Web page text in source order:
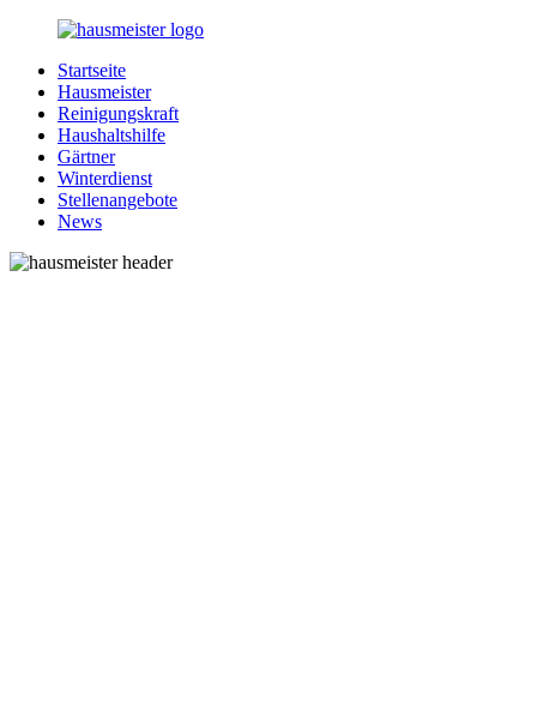
Zurück
Inhalt
Hausmeister.de
Alles
rund
Ihren
Haushalt
Startseite
Hausmeister
Reinigungskraft
Haushaltshilfe
Gärtner
Winterdienst
Stellenangebote
News